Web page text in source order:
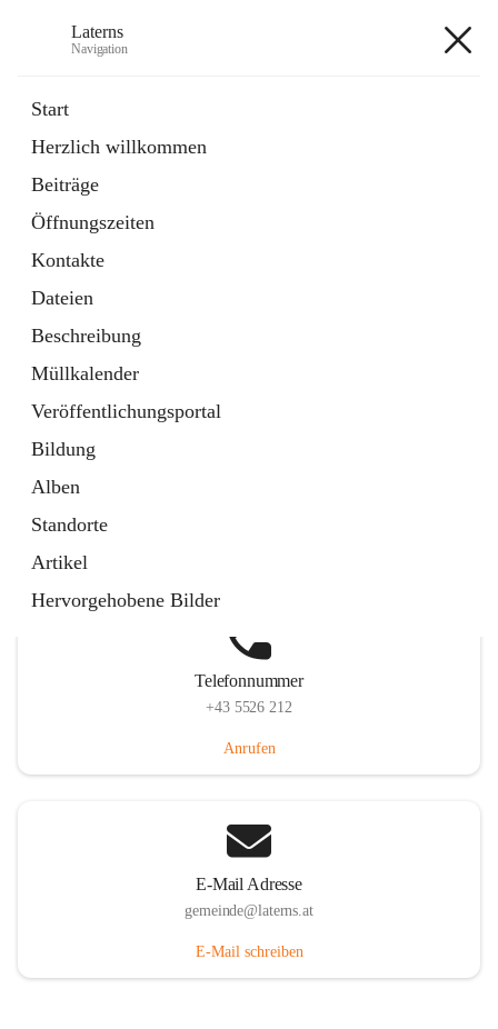
Laterns
Navigation
Start
Herzlich willkommen
Beiträge
Öffnungszeiten
Kontakte
Dateien
Beschreibung
Müllkalender
Veröffentlichungsportal
Bildung
Alben
Standorte
Artikel
Hervorgehobene Bilder
11 Schnellzugriffe
Soziales
1 Schnellzugriff
Telefonnummer
+43 5526 212
Anrufen
E-Mail Adresse
gemeinde@laterns.at
E-Mail schreiben